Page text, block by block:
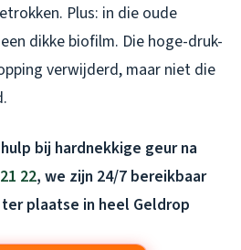
Plus: in die oude
dikke biofilm. Die hoge-druk-
verwijderd, maar niet die
bij hardnekkige geur na
22, we zijn 24/7 bereikbaar
plaatse in heel Geldrop